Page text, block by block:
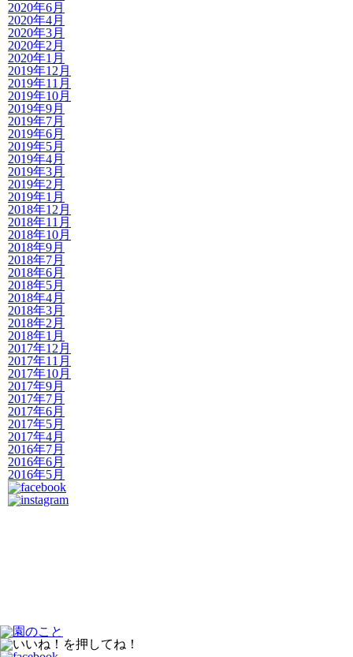
2020年6月
2020年4月
2020年3月
2020年2月
2020年1月
2019年12月
2019年11月
2019年10月
2019年9月
2019年7月
2019年6月
2019年5月
2019年4月
2019年3月
2019年2月
2019年1月
2018年12月
2018年11月
2018年10月
2018年9月
2018年7月
2018年6月
2018年5月
2018年4月
2018年3月
2018年2月
2018年1月
2017年12月
2017年11月
2017年10月
2017年9月
2017年7月
2017年6月
2017年5月
2017年4月
2016年7月
2016年6月
2016年5月